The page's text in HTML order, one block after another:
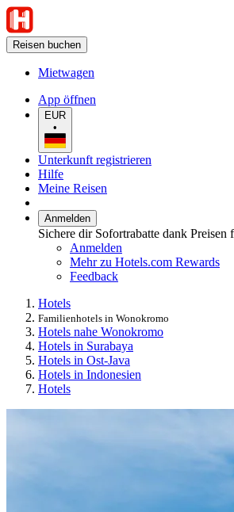
Reisen buchen
Mietwagen
App öffnen
EUR
•
Unterkunft registrieren
Hilfe
Meine Reisen
Anmelden
Sichere dir Sofortrabatte dank
Anmelden
Mehr zu Hotels.com Rewards
Feedback
Hotels
Familienhotels in Wonokromo
Hotels nahe Wonokromo
Hotels in Surabaya
Hotels in Ost-Java
Hotels in Indonesien
Hotels